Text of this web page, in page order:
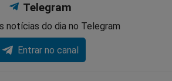
Telegram
notícias do dia no Telegram
Entrar no canal